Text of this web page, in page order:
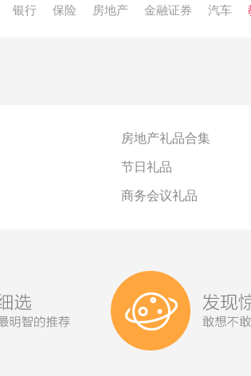
银行 保险 房地产 金融证券 汽车
房地产礼品合集
节日礼品
商务会议礼品